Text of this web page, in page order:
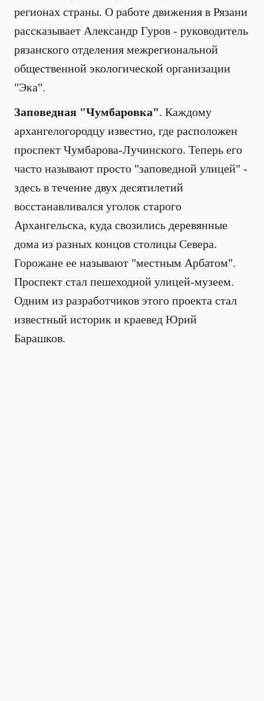
регионах страны. О работе движения в Рязани
рассказывает Александр Гуров - руководитель
рязанского отделения межрегиональной
общественной экологической организации
"Эка".
Заповедная "Чумбаровка". Каждому
архангелогородцу известно, где расположен
проспект Чумбарова-Лучинского. Теперь его
часто называют просто "заповедной улицей" -
здесь в течение двух десятилетий
восстанавливался уголок старого
Архангельска, куда свозились деревянные
дома из разных концов столицы Севера.
Горожане ее называют "местным Арбатом".
Проспект стал пешеходной улицей-музеем.
Одним из разработчиков этого проекта стал
известный историк и краевед Юрий
Барашков.